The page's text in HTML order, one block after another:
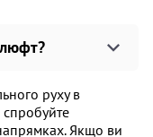
руху в
спробуйте
Якщо ви